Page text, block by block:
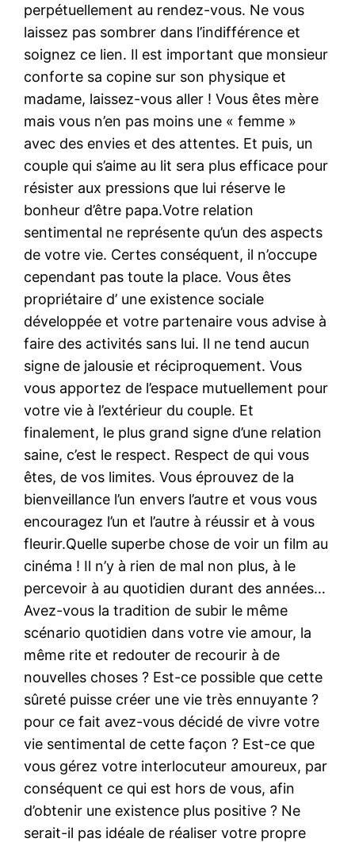
perpétuellement au rendez-vous. Ne vous
laissez pas sombrer dans l’indifférence et
soignez ce lien. Il est important que monsieur
conforte sa copine sur son physique et
madame, laissez-vous aller ! Vous êtes mère
mais vous n’en pas moins une « femme »
avec des envies et des attentes. Et puis, un
couple qui s’aime au lit sera plus efficace pour
résister aux pressions que lui réserve le
bonheur d’être papa.Votre relation
sentimental ne représente qu’un des aspects
de votre vie. Certes conséquent, il n’occupe
cependant pas toute la place. Vous êtes
propriétaire d’ une existence sociale
développée et votre partenaire vous advise à
faire des activités sans lui. Il ne tend aucun
signe de jalousie et réciproquement. Vous
vous apportez de l’espace mutuellement pour
votre vie à l’extérieur du couple. Et
finalement, le plus grand signe d’une relation
saine, c’est le respect. Respect de qui vous
êtes, de vos limites. Vous éprouvez de la
bienveillance l’un envers l’autre et vous vous
encouragez l’un et l’autre à réussir et à vous
fleurir.Quelle superbe chose de voir un film au
cinéma ! Il n’y à rien de mal non plus, à le
percevoir à au quotidien durant des années…
Avez-vous la tradition de subir le même
scénario quotidien dans votre vie amour, la
même rite et redouter de recourir à de
nouvelles choses ? Est-ce possible que cette
sûreté puisse créer une vie très ennuyante ?
pour ce fait avez-vous décidé de vivre votre
vie sentimental de cette façon ? Est-ce que
vous gérez votre interlocuteur amoureux, par
conséquent ce qui est hors de vous, afin
d’obtenir une existence plus positive ? Ne
serait-il pas idéale de réaliser votre propre